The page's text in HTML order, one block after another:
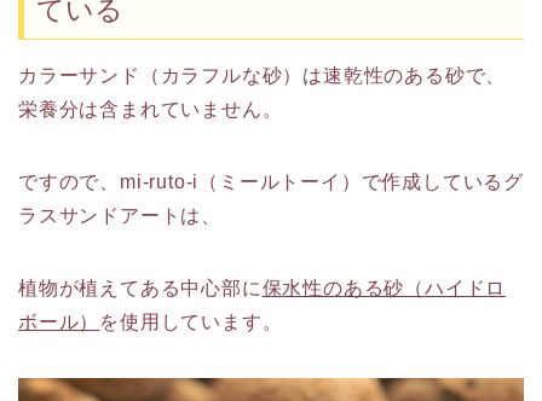
ている
カラーサンド（カラフルな砂）は速乾性のある砂で、
栄養分は含まれていません。
ですので、mi-ruto-i（ミールトーイ）で作成しているグ
ラスサンドアートは、
植物が植えてある中心部に保水性のある砂（ハイドロ
ボール）
を使用しています。